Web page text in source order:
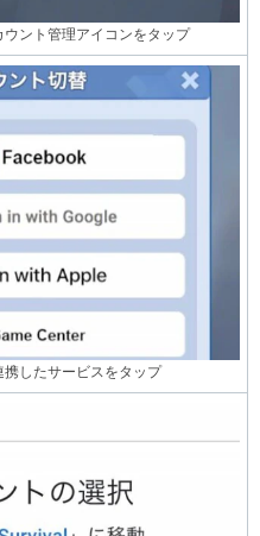
ント管理アイコンをタップ
携したサービスをタップ